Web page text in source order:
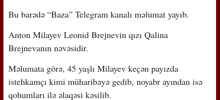
Bu barədə “Baza” Telegram kanalı məlumat yayıb.
Anton Milayev Leonid Brejnevin qızı Qalina
Brejnevanın nəvəsidir.
Məlumata görə, 45 yaşlı Milayev keçən payızda
istehkamçı kimi müharibəyə gedib, noyabr ayından isə
qohumları ilə əlaqəsi kəsilib.